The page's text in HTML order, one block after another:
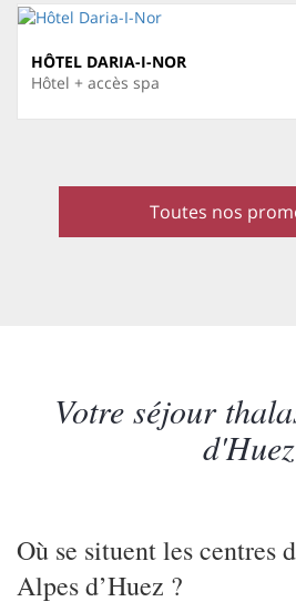
HÔTEL DARIA-I-NOR
Hôtel + accès spa
Toutes nos
Votre séjour
d'Huez
Où se situent les centres
Alpes d’Huez ?